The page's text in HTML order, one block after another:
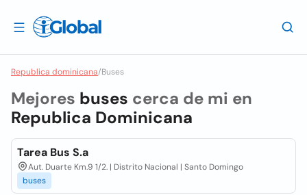
Republica dominicana/Buses
Mejores buses cerca de mi en
Republica Dominicana
Tarea Bus S.a
Aut. Duarte Km.9 1/2. | Distrito Nacional | Santo Domingo
buses